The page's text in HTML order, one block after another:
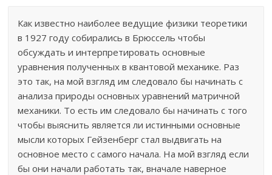
Как известно наиболее ведущие физики теоретики
в 1927 году собирались в Брюссель чтобы
обсуждать и интерпретировать основные
уравнения полученных в квантовой механике. Раз
это так, на мой взгляд им следовало бы начинать с
анализа природы основных уравнений матричной
механики. То есть им следовало бы начинать с того
чтобы выяснить является ли истинными основные
мысли которых Гейзенберг стал выдвигать на
основное место с самого начала. На мой взгляд если
бы они начали работать так, вначале наверное